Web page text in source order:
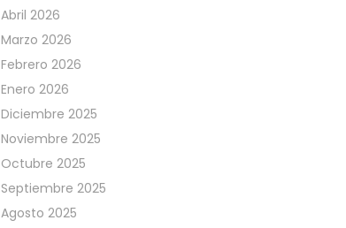
Abril 2026
Marzo 2026
Febrero 2026
Enero 2026
Diciembre 2025
Noviembre 2025
Octubre 2025
Septiembre 2025
Agosto 2025